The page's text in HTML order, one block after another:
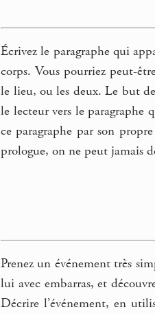
Écrivez le paragraphe qui
corps. Vous pourriez peut-
le lieu, ou les deux. Le but
le lecteur vers le paragraphe
ce paragraphe par son
prologue, on ne peut jamais
Prenez un événement très
lui avec embarras, et
Décrire l’événement, en